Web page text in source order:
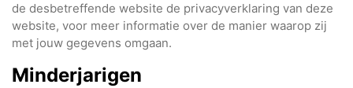
de desbetreffende website de privacyverklaring van deze
website, voor meer informatie over de manier waarop zij
met jouw gegevens omgaan.
Minderjarigen